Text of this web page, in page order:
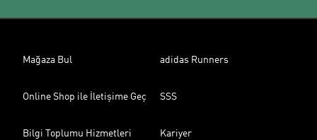
Mağaza Bul adidas Runners
Online Shop ile İletişime Geç SSS
Bilgi Toplumu Hizmetleri Kariyer